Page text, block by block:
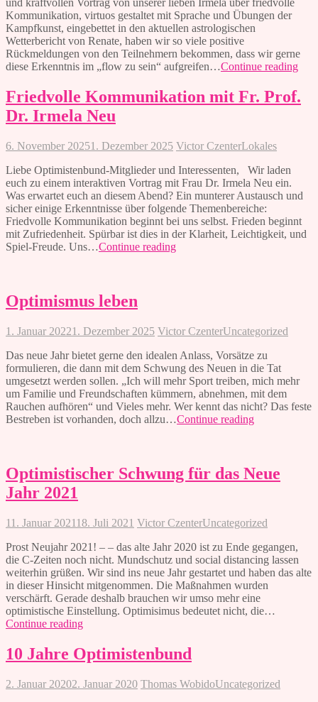
und kraftvollen Vortrag von unserer lieben Irmela über friedvolle
Kommunikation, virtuos gestaltet mit Sprache und Übungen der
Kampfkunst, eingebettet in den aktuellen astrologischen
Wetterbericht von Renate, haben wir so viele positive
Rückmeldungen von den Teilnehmern bekommen, dass wir gerne
diese Erkenntnis im „flow zu sein“ aufgreifen…Continue reading
Friedvolle Kommunikation mit Fr. Prof.
Dr. Irmela Neu
6. November 20251. Dezember 2025 Victor CzenterLokales
Liebe Optimistenbund-Mitglieder und Interessenten, Wir laden
euch zu einem interaktiven Vortrag mit Frau Dr. Irmela Neu ein.
Was erwartet euch an diesem Abend? Ein munterer Austausch und
sicher einige Erkenntnisse über folgende Themenbereiche:
Friedvolle Kommunikation beginnt bei uns selbst. Frieden beginnt
mit Zufriedenheit. Spürbar ist dies in der Klarheit, Leichtigkeit, und
Spiel-Freude. Uns…Continue readingFriedvolle
Neu
Optimismus leben
1. Januar 20221. Dezember 2025 Victor CzenterUncategorized
Das neue Jahr bietet gerne den idealen Anlass, Vorsätze zu
formulieren, die dann mit dem Schwung des Neuen in die Tat
umgesetzt werden sollen. „Ich will mehr Sport treiben, mich mehr
um Familie und Freundschaften kümmern, abnehmen, mit dem
Rauchen aufhören“ und Vieles mehr. Wer kennt das nicht? Das feste
Bestreben ist vorhanden, doch allzu…Continue readingOptimismus
Optimistischer Schwung für das Neue
Jahr 2021
11. Januar 202118. Juli 2021 Victor CzenterUncategorized
Prost Neujahr 2021! – – das alte Jahr 2020 ist zu Ende gegangen,
die C-Zeiten noch nicht. Mundschutz und social distancing lassen
weiterhin grüßen. Wir sind ins neue Jahr gestartet und haben das alte
in dieser Hinsicht mitgenommen. Die Maßnahmen wurden
verschärft. Gerade deshalb brauchen wir umso mehr eine
optimistische Einstellung. Optimisimus bedeutet nicht, die…
Continue readingOptimistischer
für
das
Jahr
10 Jahre Optimistenbund
2. Januar 20202. Januar 2020 Thomas WobidoUncategorized